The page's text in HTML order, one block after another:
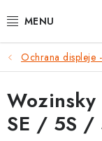
na
KRYTY NA MOBIL.
OCHRANA
KABELY A
Ochrana displeje
SE / 5S /